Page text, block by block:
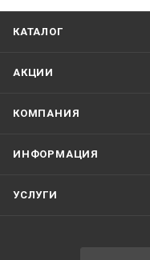
КАТАЛОГ
АКЦИИ
КОМПАНИЯ
ИНФОРМАЦИЯ
УСЛУГИ